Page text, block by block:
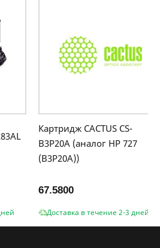
Картридж CACTUS CS-
B3P20A (аналог HP 727
(B3P20A))
67.5800
Доставка в течение 2-3 дней